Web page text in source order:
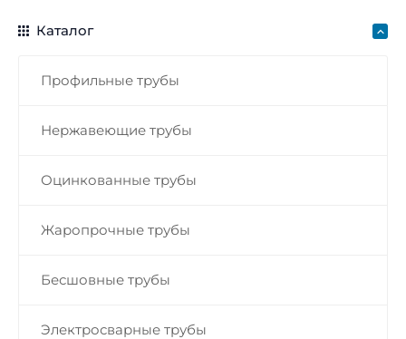
Каталог
Профильные трубы
Нержавеющие трубы
Оцинкованные трубы
Жаропрочные трубы
Бесшовные трубы
Электросварные трубы